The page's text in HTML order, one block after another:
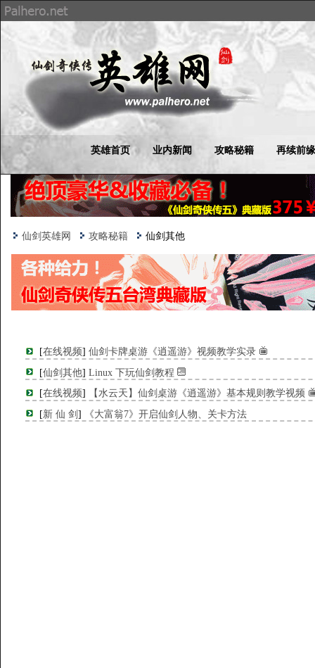
英雄首页 业内新闻 攻略秘籍 再续前缘
仙剑英雄网 攻略秘籍 仙剑其他
[在线视频] 仙剑卡牌桌游《逍遥游》视频教学实录
[仙剑其他] Linux 下玩仙剑教程
[在线视频]
【水云天】仙剑桌游《逍遥游》基本规则教学视频
[新 仙 剑 ] 《大富翁7》开启仙剑人物、关卡方法